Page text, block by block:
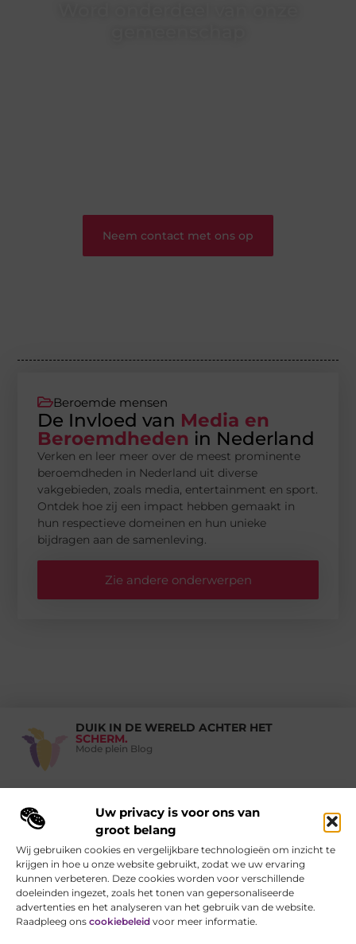
Uw privacy is voor ons van
groot belang
Wij gebruiken cookies en vergelijkbare technologieën om inzicht te
krijgen in hoe u onze website gebruikt, zodat we uw ervaring
kunnen verbeteren. Deze cookies worden voor verschillende
doeleinden ingezet, zoals het tonen van gepersonaliseerde
advertenties en het analyseren van het gebruik van de website.
Raadpleeg ons cookiebeleid voor meer informatie.
Neem contact met ons op
Beroemde mensen
De Invloed van Media en
Beroemdheden in Nederland
Verken en leer meer over de meest prominente
beroemdheden in Nederland uit diverse
vakgebieden, zoals media, entertainment en sport.
Ontdek hoe zij een impact hebben gemaakt in
hun respectieve domeinen en hun unieke
bijdragen aan de samenleving.
Zie andere onderwerpen
DUIK IN DE WERELD ACHTER HET
SCHERM.
Mode plein Blog
Vind Ons Hier :
Beroemdheden Uit de Media Partners Over ons
Contact Auteur worden Website index Cookiebeleid (EU)